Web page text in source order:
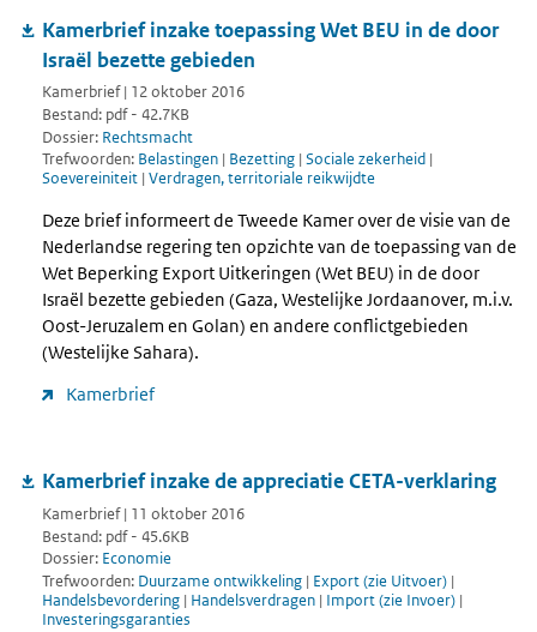
Kamerbrief inzake toepassing Wet BEU in de door
Israël bezette gebieden
Kamerbrief | 12 oktober 2016
Bestand: pdf - 42.7KB
Dossier: Rechtsmacht
Trefwoorden: Belastingen | Bezetting | Sociale zekerheid |
Soevereiniteit | Verdragen, territoriale reikwijdte
Deze brief informeert de Tweede Kamer over de visie van de
Nederlandse regering ten opzichte van de toepassing van de
Wet Beperking Export Uitkeringen (Wet BEU) in de door
Israël bezette gebieden (Gaza, Westelijke Jordaanover, m.i.v.
Oost-Jeruzalem en Golan) en andere conflictgebieden
(Westelijke Sahara).
Kamerbrief
Kamerbrief inzake de appreciatie CETA-verklaring
Kamerbrief | 11 oktober 2016
Bestand: pdf - 45.6KB
Dossier: Economie
Trefwoorden: Duurzame ontwikkeling | Export (zie Uitvoer) |
Handelsbevordering | Handelsverdragen | Import (zie Invoer) |
Investeringsgaranties